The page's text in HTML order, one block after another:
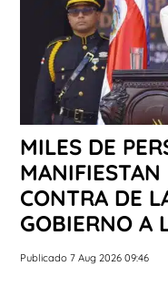
MILES DE
MANIFIESTAN
CONTRA DE
GOBIERNO A
Publicado 7 Aug 2026 09:46